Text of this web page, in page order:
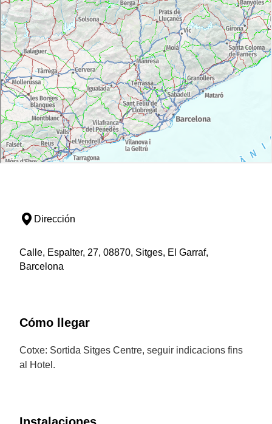
Dirección
Calle, Espalter, 27, 08870, Sitges, El Garraf,
Barcelona
Cómo llegar
Cotxe: Sortida Sitges Centre, seguir indicacions fins
al Hotel.